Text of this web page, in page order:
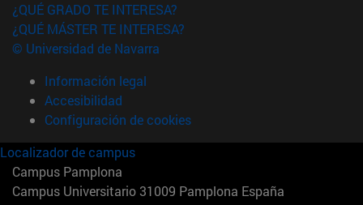
¿QUÉ GRADO TE INTERESA?
¿QUÉ MÁSTER TE INTERESA?
© Universidad de Navarra
Información legal
Accesibilidad
Configuración de cookies
Localizador de campus
Campus Pamplona
Campus Universitario 31009 Pamplona España